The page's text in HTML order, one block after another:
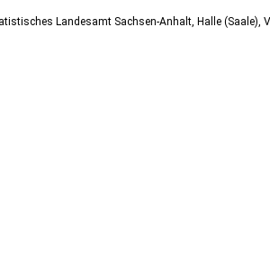
Landesamt Sachsen-Anhalt, Halle (Saale),